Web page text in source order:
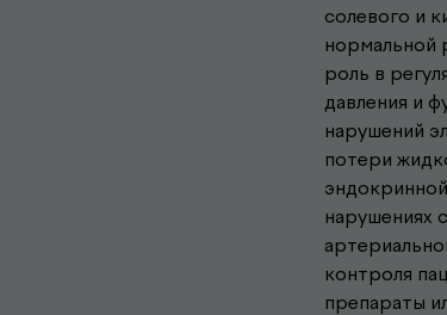
солевого и
нормальной
роль в
давления и
нарушений
потери
нарушениях
контроля
препараты